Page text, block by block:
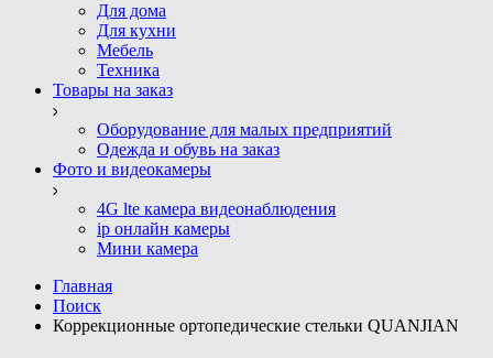
Для дома
Для кухни
Мебель
Техника
Товары на заказ
Оборудование для малых предприятий
Одежда и обувь на заказ
Фото и видеокамеры
4G lte камера видеонаблюдения
ip онлайн камеры
Мини камера
Главная
Поиск
Коррекционные ортопедические стельки QUANJIAN